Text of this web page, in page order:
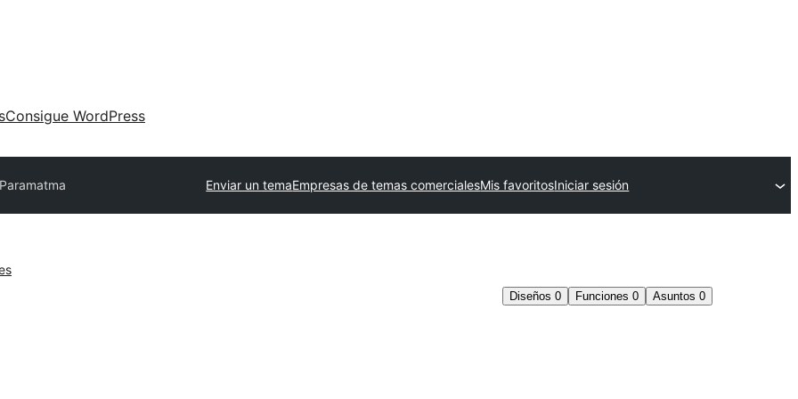
Consigue WordPress
Enviar un temaEmpresas de temas comercialesMis favoritosIniciar sesión
Diseños 0 Funciones 0 Asuntos 0